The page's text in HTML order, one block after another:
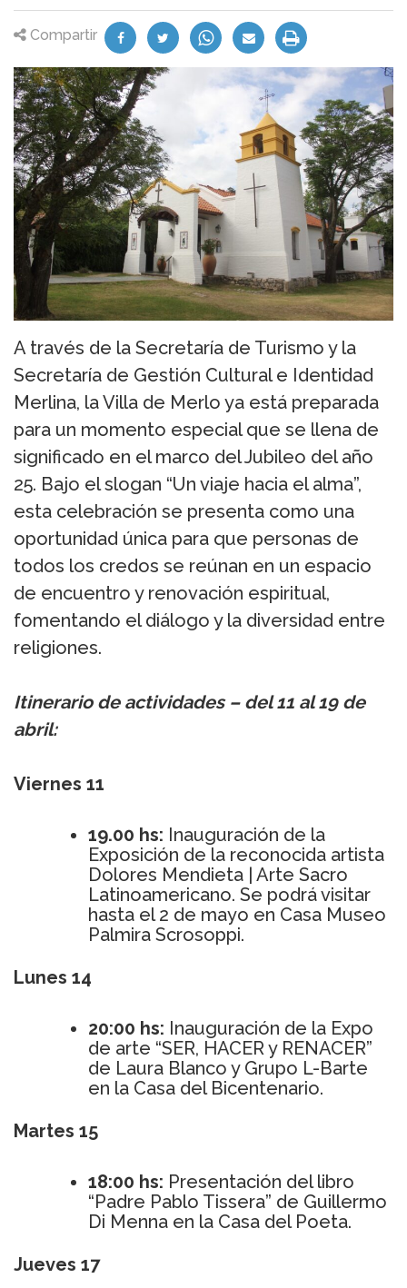
Compartir
A través de la Secretaría de Turismo y la
Secretaría de Gestión Cultural e Identidad
Merlina, la Villa de Merlo ya está preparada
para un momento especial que se llena de
significado en el marco del Jubileo del año
25. Bajo el slogan “Un viaje hacia el alma”,
esta celebración se presenta como una
oportunidad única para que personas de
todos los credos se reúnan en un espacio
de encuentro y renovación espiritual,
fomentando el diálogo y la diversidad entre
religiones.
Itinerario de actividades – del 11 al 19 de
abril:
Viernes 11
19.00 hs: Inauguración de la
Exposición de la reconocida artista
Dolores Mendieta | Arte Sacro
Latinoamericano. Se podrá visitar
hasta el 2 de mayo en Casa Museo
Palmira Scrosoppi.
Lunes 14
20:00 hs: Inauguración de la Expo
de arte “SER, HACER y RENACER”
de Laura Blanco y Grupo L-Barte
en la Casa del Bicentenario.
Martes 15
18:00 hs: Presentación del libro
“Padre Pablo Tissera” de Guillermo
Di Menna en la Casa del Poeta.
Jueves 17